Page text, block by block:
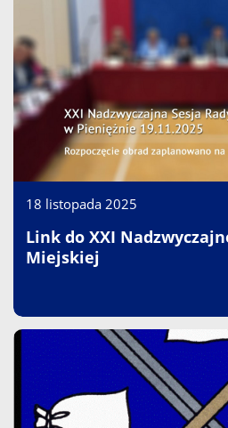
18 listopada 2025
Link do XXI
Miejskiej